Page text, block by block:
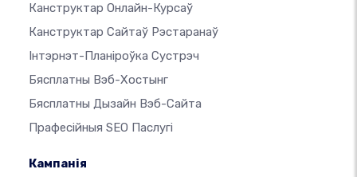
Канструктар Онлайн-Курсаў
Канструктар Сайтаў Рэстаранаў
Інтэрнэт-Планіроўка Сустрэч
Бясплатны Вэб-Хостынг
Бясплатны Дызайн Вэб-Сайта
Прафесійныя SEO Паслугі
Кампанія